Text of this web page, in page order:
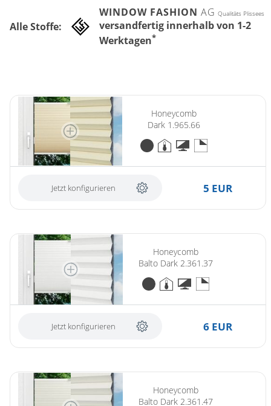
Alle Stoffe:
WINDOW FASHION AG Qualitäts Plissees
versandfertig innerhalb von 1-2
Werktagen*
Honeycomb
Dark 1.965.66
Jetzt konfigurieren 5 EUR
Honeycomb
Balto Dark 2.361.37
Jetzt konfigurieren 6 EUR
Honeycomb
Balto Dark 2.361.47